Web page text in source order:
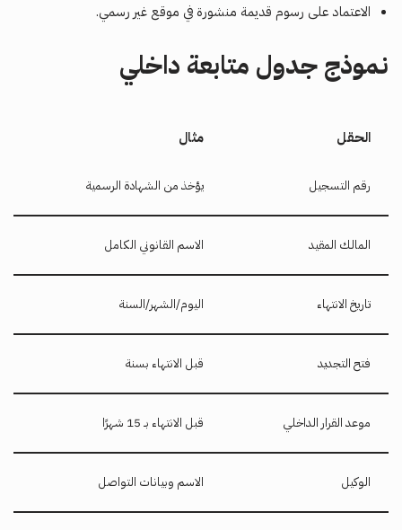
الاعتماد على رسوم قديمة منشورة في موقع غير رسمي.
نموذج جدول متابعة داخلي
الحقل مثال
رقم التسجيل يؤخذ من الشهادة الرسمية
المالك المقيد الاسم القانوني الكامل
تاريخ الانتهاء اليوم/الشهر/السنة
فتح التجديد قبل الانتهاء بسنة
موعد القرار الداخلي قبل الانتهاء بـ 15 شهرًا
الوكيل الاسم وبيانات التواصل